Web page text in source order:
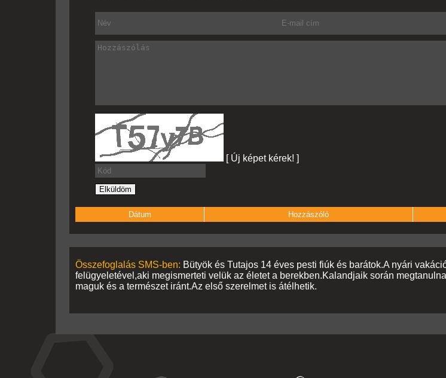
[ Új képet kérek! ]
Dátum Hozzászóló
Összefoglalás SMS-ben: Bütyök és Tutajos 14 éves pesti fiúk és barátok.A nyári
felügyeletével,aki megismerteti velük az életet a berekben.Kalandjaik során
maguk és a természet iránt.Az első szerelmet is átélhetik.